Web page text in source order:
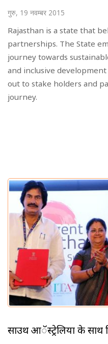
गुरु, 19 नवम्बर 2015
Rajasthan is a state that
partnerships. The State
journey towards
and inclusive
out to stake holders and
journey.
साउथ आॅस्ट्रेलिया के साथ